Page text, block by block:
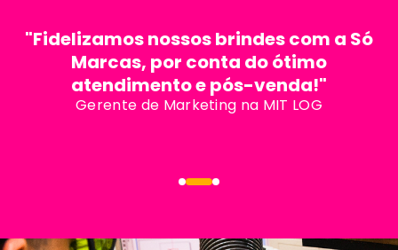
"Fidelizamos nossos brindes com a Só
Marcas, por conta do ótimo